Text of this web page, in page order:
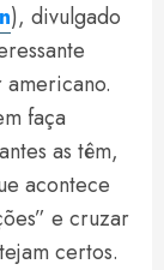
), divulgado
faça
as têm,
acontece
e cruzar
certos.